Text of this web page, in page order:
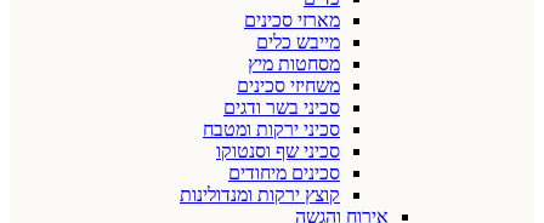
מארזי סכינים
מייבש כלים
מסחטות מיץ
משחיזי סכינים
סכיני בשר ודגים
סכיני ירקות ומטבח
סכיני שף וסנטוקו
סכינים מיחודים
קוצץ ירקות ומנדולינות
אירוח והגשה